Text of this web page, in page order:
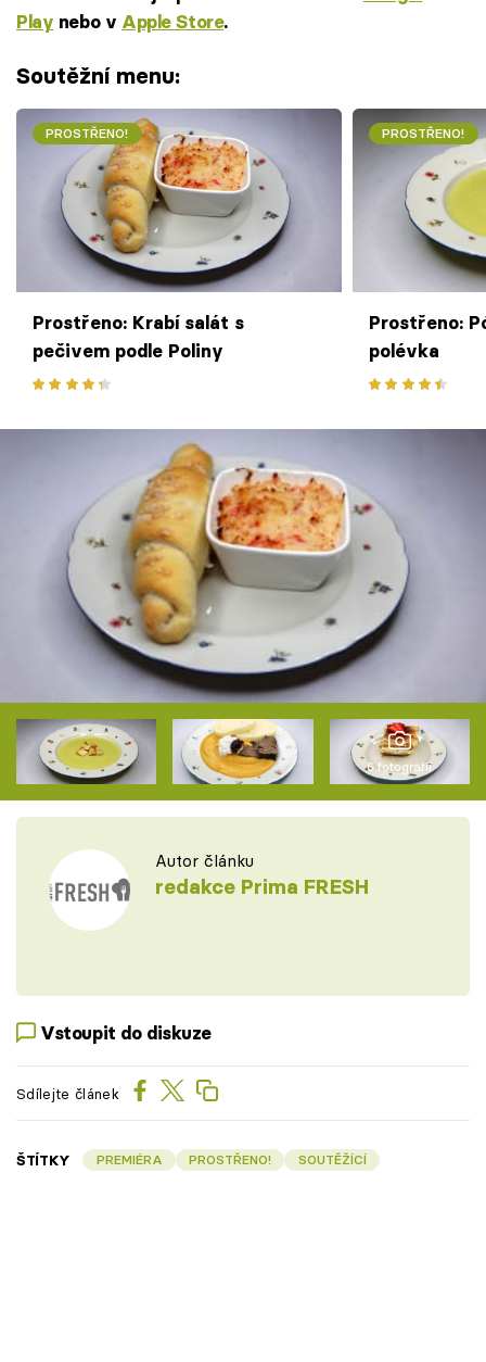
Play nebo v Apple Store.
Soutěžní menu:
PROSTŘENO!
Prostřeno: Krabí salát s
pečivem podle Poliny
PROSTŘENO!
Prostřeno:
polévka
6 fotografií
Autor článku
redakce Prima FRESH
Vstoupit do diskuze
Sdílejte článek
ŠTÍTKY PREMIÉRA PROSTŘENO! SOUTĚŽÍCÍ